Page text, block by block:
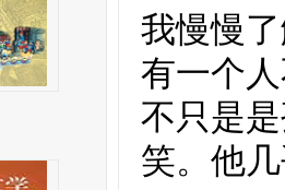
我慢慢
有一个
不只是
笑。他